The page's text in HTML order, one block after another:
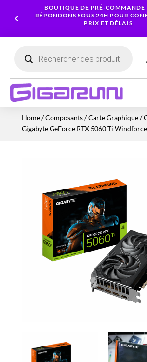
BOUTIQUE DE PRÉ-COMMANDE
RÉPONDONS SOUS 24H POUR
PRIX ET DÉLAIS
produits
Home/Composants/Carte Graphique/
Gigabyte GeForce RTX 5060 Ti
Ordinateurs
Portables
Ordinateurs
Processeur
Graphique
Cartes
mères
Ecrans
Serveur
NAS
Serveurs